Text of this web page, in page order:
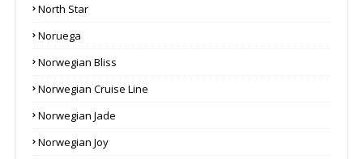
North Star
Noruega
Norwegian Bliss
Norwegian Cruise Line
Norwegian Jade
Norwegian Joy